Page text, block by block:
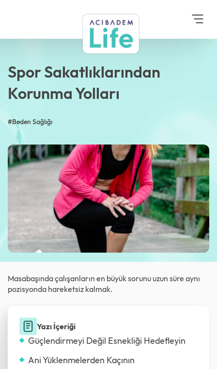
Beden Sağlığı
Korunma Yolları
Spor Sakatlıklarından
Korunma Yolları
#Beden Sağlığı
Masabaşında çalışanların en büyük sorunu uzun süre aynı
pozisyonda hareketsiz kalmak.
Yazı İçeriği
Güçlendirmeyi Değil Esnekliği Hedefleyin
Ani Yüklenmelerden Kaçının